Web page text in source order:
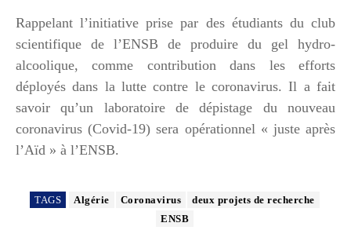
Rappelant l’initiative prise par des étudiants du club
scientifique de l’ENSB de produire du gel hydro-
alcoolique, comme contribution dans les efforts
déployés dans la lutte contre le coronavirus. Il a fait
savoir qu’un laboratoire de dépistage du nouveau
coronavirus (Covid-19) sera opérationnel « juste après
l’Aïd » à l’ENSB.
TAGS Algérie Coronavirus
deux projets de recherche
ENSB